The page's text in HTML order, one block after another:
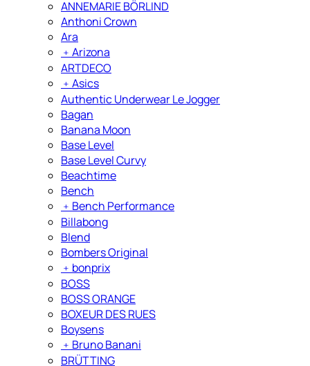
ANNEMARIE BÖRLIND
Anthoni Crown
Ara
﹢ Arizona
ARTDECO
﹢ Asics
Authentic Underwear Le Jogger
Bagan
Banana Moon
Base Level
Base Level Curvy
Beachtime
Bench
﹢ Bench Performance
Billabong
Blend
Bombers Original
﹢ bonprix
BOSS
BOSS ORANGE
BOXEUR DES RUES
Boysens
﹢ Bruno Banani
BRÜTTING